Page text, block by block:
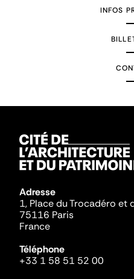
INFOS
Adresse
1, Place du Trocadéro et
75116 Paris
France
Téléphone
+33 1 58 51 52 00